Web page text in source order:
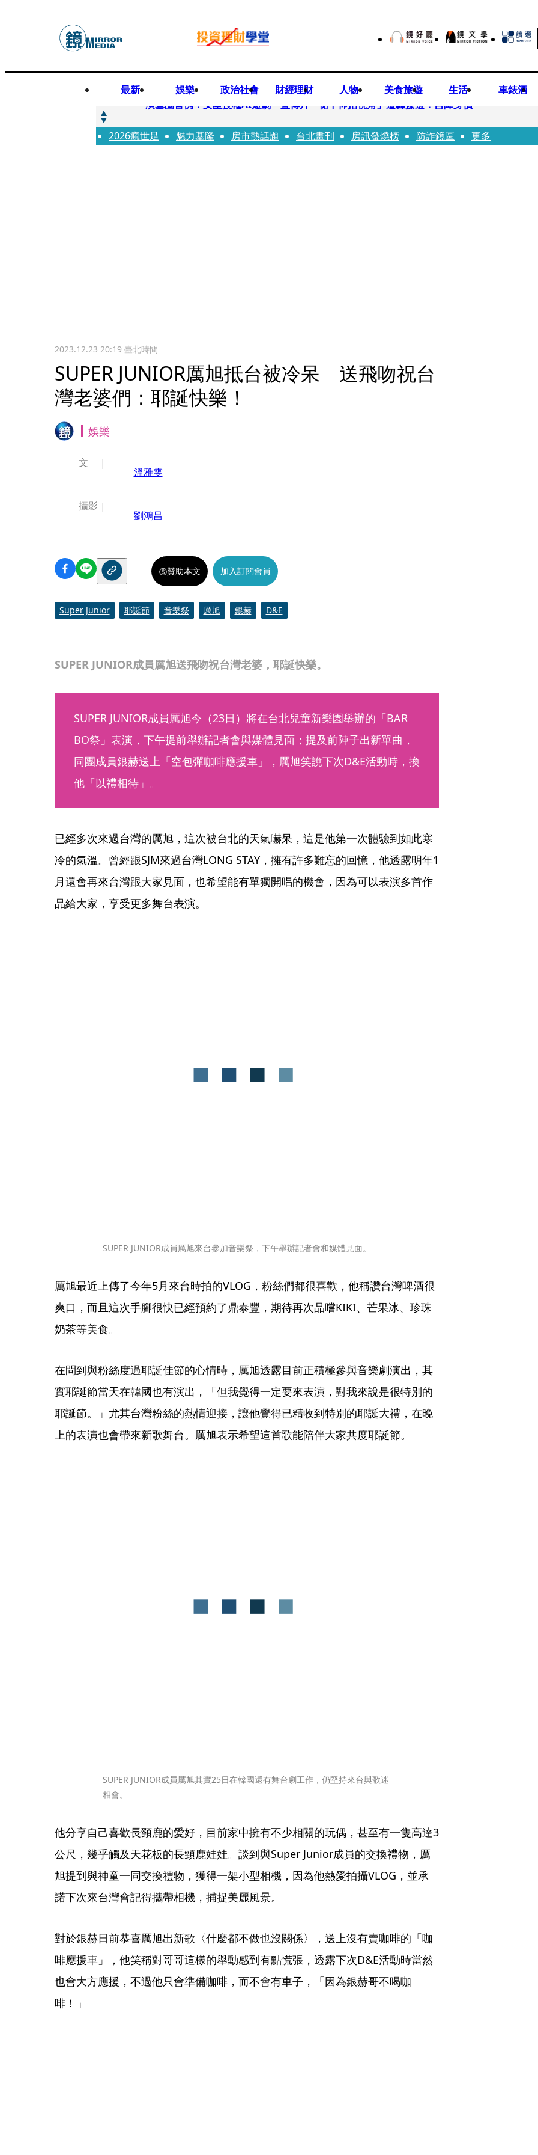
最新 娛樂 政治社會 財經理財 人物 美食旅遊 生活 車錶酒
快訊
演藝圈首例！女星授權AI短劇 宣傳片「裙下仰拍視角」遭轟擦邊：自降身價
快訊
全球提升電氣化 台達電鄭平看好微電網推一站式方案
2026瘋世足 魅力基隆 房市熱話題 台北畫刊 房訊發燒榜 防詐鏡區 更多
2023.12.23 20:19臺北時間
SUPER JUNIOR厲旭抵台被冷呆 送飛吻祝台
灣老婆們：耶誕快樂！
娛樂
SUPER JUNIOR成員厲旭送飛吻祝台灣老婆，耶誕快樂。
文
溫雅雯
攝影
劉鴻昌
贊助本文 加入訂閱會員
Super Junior 耶誕節 音樂祭 厲旭 銀赫 D&E
SUPER JUNIOR成員厲旭今（23日）將在台北兒童新樂園舉辦的「BAR
BO祭」表演，下午提前舉辦記者會與媒體見面；提及前陣子出新單曲，
同團成員銀赫送上「空包彈咖啡應援車」，厲旭笑說下次D&E活動時，換
他「以禮相待」。
已經多次來過台灣的厲旭，這次被台北的天氣嚇呆，這是他第一次體驗到如此寒
冷的氣溫。曾經跟SJM來過台灣LONG STAY，擁有許多難忘的回憶，他透露明年1
月還會再來台灣跟大家見面，也希望能有單獨開唱的機會，因為可以表演多首作
品給大家，享受更多舞台表演。
SUPER JUNIOR成員厲旭來台參加音樂祭，下午舉辦記者會和媒體見面。
厲旭最近上傳了今年5月來台時拍的VLOG，粉絲們都很喜歡，他稱讚台灣啤酒很
爽口，而且這次手腳很快已經預約了鼎泰豐，期待再次品嚐KIKI、芒果冰、珍珠
奶茶等美食。
在問到與粉絲度過耶誕佳節的心情時，厲旭透露目前正積極參與音樂劇演出，其
實耶誕節當天在韓國也有演出，「但我覺得一定要來表演，對我來說是很特別的
耶誕節。」尤其台灣粉絲的熱情迎接，讓他覺得已精收到特別的耶誕大禮，在晚
上的表演也會帶來新歌舞台。厲旭表示希望這首歌能陪伴大家共度耶誕節。
SUPER JUNIOR成員厲旭其實25日在韓國還有舞台劇工作，仍堅持來台與歌迷
相會。
他分享自己喜歡長頸鹿的愛好，目前家中擁有不少相關的玩偶，甚至有一隻高達3
公尺，幾乎觸及天花板的長頸鹿娃娃。談到與Super Junior成員的交換禮物，厲
旭提到與神童一同交換禮物，獲得一架小型相機，因為他熱愛拍攝VLOG，並承
諾下次來台灣會記得攜帶相機，捕捉美麗風景。
對於銀赫日前恭喜厲旭出新歌〈什麼都不做也沒關係〉，送上沒有賣咖啡的「咖
啡應援車」，他笑稱對哥哥這樣的舉動感到有點慌張，透露下次D&E活動時當然
也會大方應援，不過他只會準備咖啡，而不會有車子，「因為銀赫哥不喝咖
啡！」